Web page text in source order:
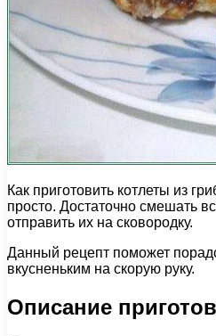
Как приготовить котлеты из
просто. Достаточно смешать
отправить их на сковородку.
Данный рецепт поможет
вкусненьким на скорую руку.
Описание